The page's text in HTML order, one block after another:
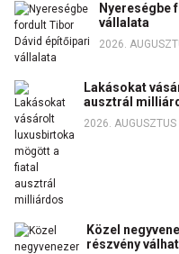
Nyereségbe
vállalata
2026.
Lakásokat
ausztrál
2026. AUGUSZTUS
Közel
részvény